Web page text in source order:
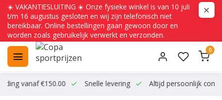
☀️ VAKANTIESLUITING ☀️ Onze fysieke winkel is van 10 juli
t/m 16 augustus gesloten en wij zijn telefonisch niet
bereikbaar. Online bestellingen gaan gewoon door en
worden zoals gebruikelijk verwerkt en verzonden.
0
vanaf €150.00 Snelle levering Altijd persoonlijk